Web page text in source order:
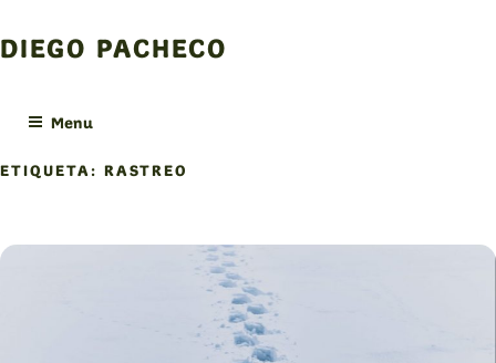
to
content
DIEGO PACHECO
Menu
ETIQUETA: RASTREO